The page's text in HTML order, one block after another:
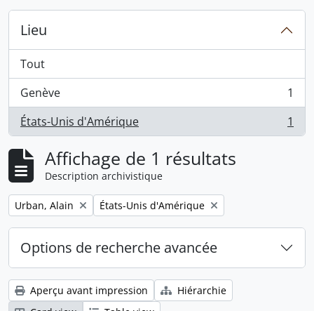
Lieu
Tout
Genève
, 1 résultats
1
États-Unis d'Amérique
, 1 résultats 1
Affichage de 1 résultats
Description archivistique
Remove filter:
Urban, Alain Remove filter:
États-Unis d'Amérique
Options de recherche avancée
Aperçu avant impression
Hiérarchie